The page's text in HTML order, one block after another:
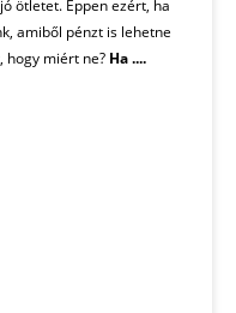
ötletet. Éppen ezért, ha
amiből pénzt is lehetne
hogy miért ne? Ha ....